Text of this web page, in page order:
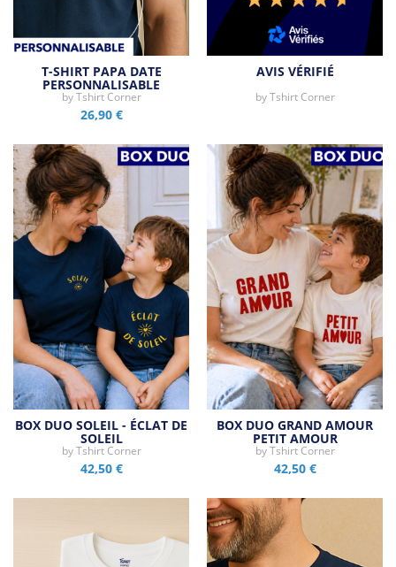
T-SHIRT PAPA DATE
PERSONNALISABLE
byTshirt Corner
26,90 €
AVIS VÉRIFIÉ
byTshirt Corner
BOX DUO SOLEIL - ÉCLAT DE
SOLEIL
byTshirt Corner
42,50 €
BOX DUO GRAND AMOUR
PETIT AMOUR
byTshirt Corner
42,50 €